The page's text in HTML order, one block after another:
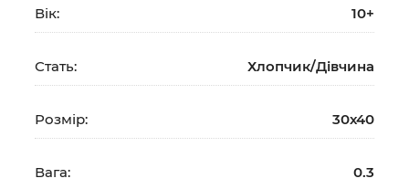
Вік: 10+
Стать: Хлопчик/Дiвчина
Розмір: 30х40
Вага: 0.3